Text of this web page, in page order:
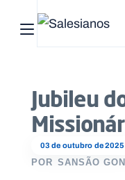
Abrir menu principal
03 de outubro de 2025
Jubileu
POR SANSÃO
Início
Quem
somos